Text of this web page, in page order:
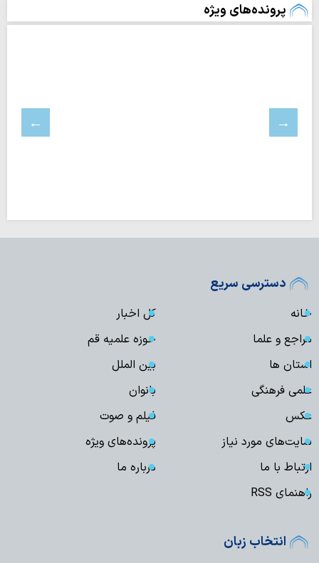
پرونده‌های ویژه
دسترسی سریع
خانه
کل اخبار
مراجع و علما
حوزه علمیه قم
استان ها
بین الملل
علمی فرهنگی
بانوان
عکس
فیلم و صوت
سایت‌های مورد نیاز
پرونده‌های ویژه
ارتباط با ما
درباره ما
راهنمای RSS
انتخاب زبان